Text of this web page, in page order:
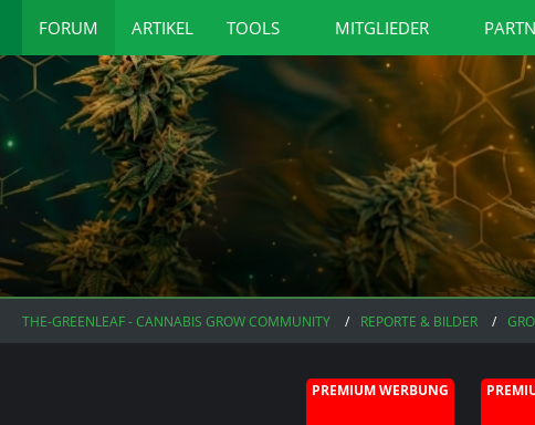
FORUM ARTIKEL TOOLS MITGLIEDER
THE-GREENLEAF - CANNABIS GROW COMMUNITY REPORTE & BILDER
PREMIUM WERBUNG